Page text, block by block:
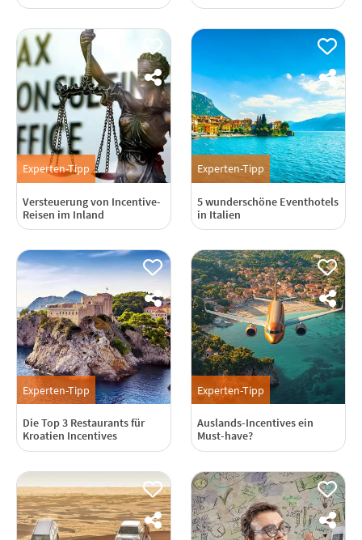
Experten-Tipp
Versteuerung von Incentive-
Reisen im Inland
Experten-Tipp
5 wunderschöne Eventhotels
in Italien
Experten-Tipp
Die Top 3 Restaurants für
Kroatien Incentives
Experten-Tipp
Auslands-Incentives ein
Must-have?